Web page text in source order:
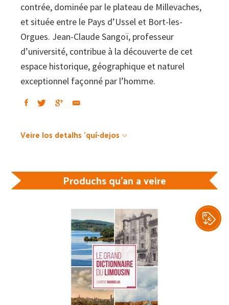
contrée, dominée par le plateau de Millevaches,
et située entre le Pays d’Ussel et Bort-les-
Orgues. Jean-Claude Sangoï, professeur
d’université, contribue à la découverte de cet
espace historique, géographique et naturel
exceptionnel façonné par l’homme.
Veire los detalhs 'quí-dejos
Produchs qu'an a veire